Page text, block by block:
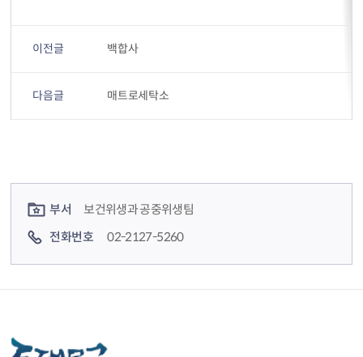
이전글 백합사
다음글 매트로세탁소
부서
보건위생과 공중위생팀
전화번호
02-2127-5260